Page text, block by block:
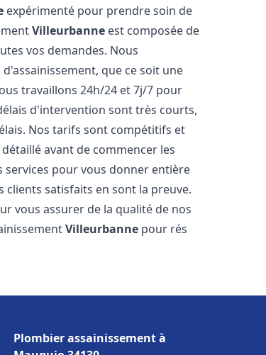
expérimenté pour prendre soin de
Villeurbanne est composée de
vos demandes. Nous
que ce soit une
travaillons 24h/24 et 7j/7 pour
d'intervention sont très courts,
Nos tarifs sont compétitifs et
avant de commencer les
pour vous donner entière
satisfaits en sont la preuve.
vous assurer de la qualité de nos
Villeurbanne pour rés
Plombier assainissement à